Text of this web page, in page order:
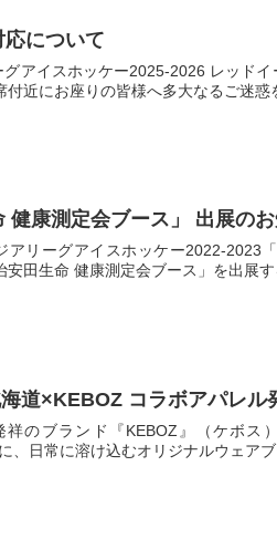
について
アイスホッケー2025-2026 レッド
近にお座りの皆様へ多大なるご迷惑
健康測定会ブース」 出展の
アリーグアイスホッケー2022-2023
田生命 健康測定会ブース」を出展す
道×KEBOZ コラボアパレル
のブランド『KEBOZ』（ケボス
、日常に溶け込むオリジナルウェア